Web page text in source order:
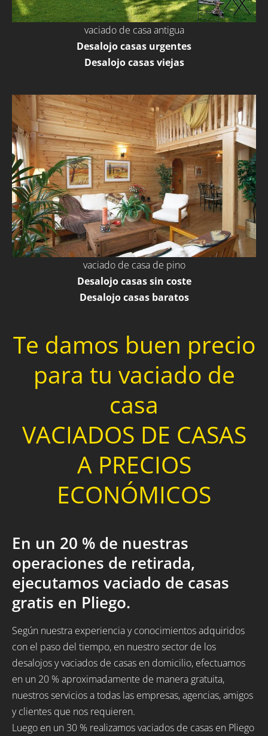
vaciado de casa antigua
Desalojo casas urgentes
Desalojo casas viejas
vaciado de casa de pino
Desalojo casas sin coste
Desalojo casas baratos
Te damos buen precio
para tu vaciado de
casa
VACIADOS DE CASAS
A PRECIOS
ECONÓMICOS
En un 20 % de nuestras
operaciones de retirada,
ejecutamos vaciado de casas
gratis en Pliego.
Según nuestra experiencia y conocimientos adquiridos
con el paso del tiempo, en nuestro sector de los
desalojos y vaciados de casas en domicilio, efectuamos
en un 20 % aproximadamente de manera gratuita,
nuestros servicios a todas las empresas, agencias, amigos
y clientes que nos requieren.
Luego en un 30 % realizamos vaciados de casas en Pliego